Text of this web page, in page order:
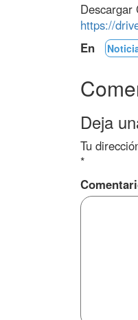
Descargar
https://
En
Deja
Tu
*